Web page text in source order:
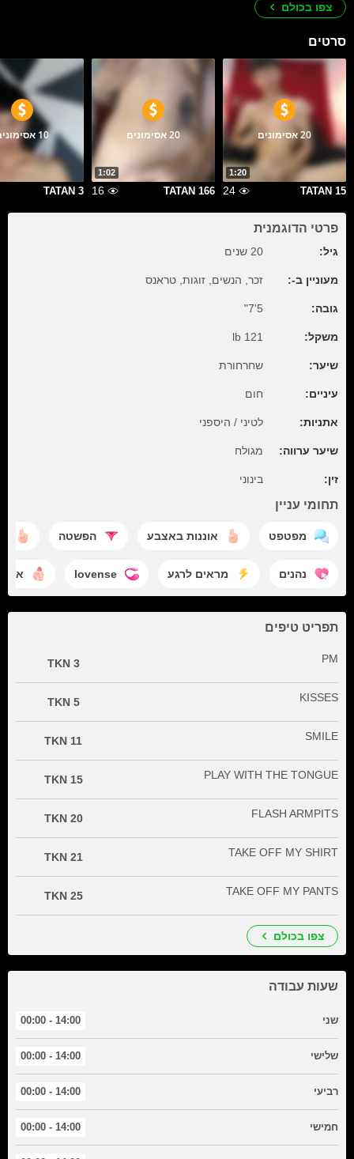
צפו בכולם
סרטים
1:20
20 אסימונים
TATAN 15
24
1:02
20 אסימונים
TATAN 166
16
10 אסימונים
TATAN 3
פרטי הדוגמנית
גיל: 20 שנים
מעוניין ב-: זכר, הנשים, זוגות, טראנס
גובה: 5'7"
משקל: 121 lb
שיער: שחרחורת
עיניים: חום
אתניות: לטיני / היספני
שיער ערווה: מגולח
זין: בינוני
תחומי עניין
מפטפט אוננות באצבע הפשטה
נהנים מראים לרגע lovense
תפריט טיפים
PM
3 TKN
KISSES
5 TKN
SMILE
11 TKN
PLAY WITH THE TONGUE
15 TKN
FLASH ARMPITS
20 TKN
TAKE OFF MY SHIRT
21 TKN
TAKE OFF MY PANTS
25 TKN
צפו בכולם
שעות עבודה
שני 14:00 - 00:00
שלישי 14:00 - 00:00
רביעי 14:00 - 00:00
חמישי 14:00 - 00:00